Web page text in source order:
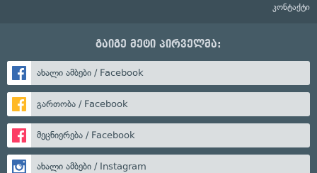
კონტაქტი
გაიგე მეტი პირველმა:
ახალი ამბები / Facebook
გართობა / Facebook
მეცნიერება / Facebook
ახალი ამბები / Instagram